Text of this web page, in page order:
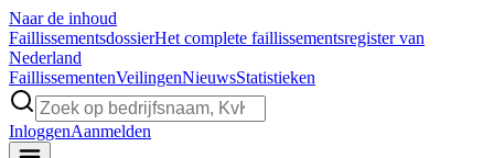
Naar de inhoud
FaillissementsdossierHet complete faillissementsregister van
Nederland
FaillissementenVeilingenNieuwsStatistieken
InloggenAanmelden